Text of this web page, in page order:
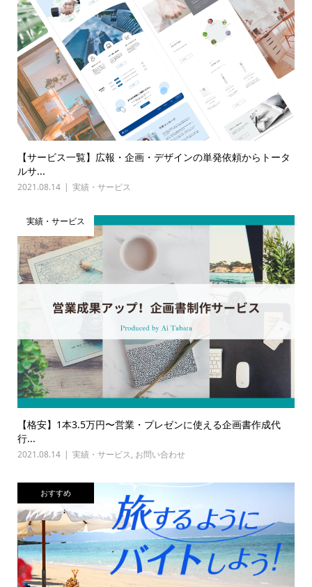
【サービス一覧】広報・企画・デザインの単発依頼からトータ
ルサ...
2021.08.14 実績・サービス
実績・サービス
【格安】1本3.5万円〜営業・プレゼンに使える企画書作成代
行...
2021.08.14 実績・サービス, お問い合わせ
おすすめ